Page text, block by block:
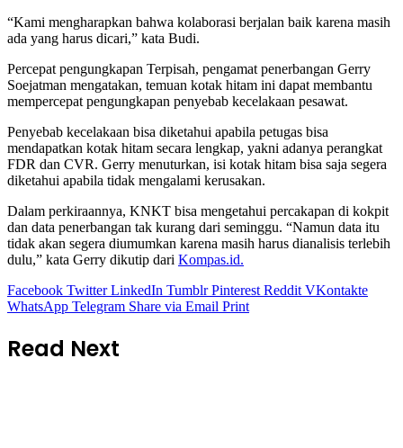
“Kami mengharapkan bahwa kolaborasi berjalan baik karena masih
ada yang harus dicari,” kata Budi.
Percepat pengungkapan Terpisah, pengamat penerbangan Gerry
Soejatman mengatakan, temuan kotak hitam ini dapat membantu
mempercepat pengungkapan penyebab kecelakaan pesawat.
Penyebab kecelakaan bisa diketahui apabila petugas bisa
mendapatkan kotak hitam secara lengkap, yakni adanya perangkat
FDR dan CVR. Gerry menuturkan, isi kotak hitam bisa saja segera
diketahui apabila tidak mengalami kerusakan.
Dalam perkiraannya, KNKT bisa mengetahui percakapan di kokpit
dan data penerbangan tak kurang dari seminggu. “Namun data itu
tidak akan segera diumumkan karena masih harus dianalisis terlebih
dulu,” kata Gerry dikutip dari Kompas.id.
Facebook Twitter LinkedIn Tumblr Pinterest Reddit VKontakte
WhatsApp Telegram Share via Email Print
Read Next